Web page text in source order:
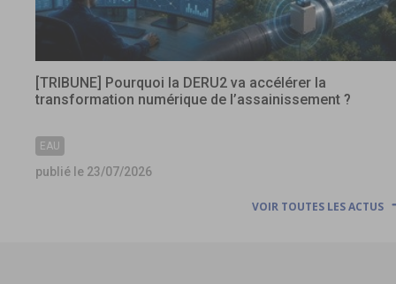
[TRIBUNE] Pourquoi la DERU2 va accélérer la
transformation numérique de l’assainissement ?
EAU
publié le 23/07/2026
VOIR TOUTES LES ACTUS